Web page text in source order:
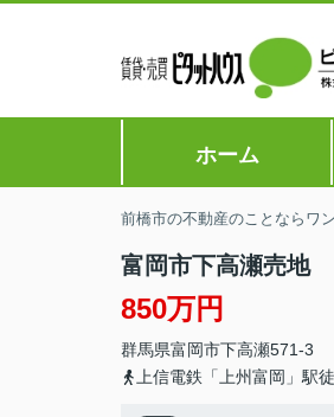
ホーム
前橋市の不動産のことならワ
富岡市下高瀬売地
850万円
群馬県富岡市下高瀬571-3
上信電鉄「上州富岡」駅